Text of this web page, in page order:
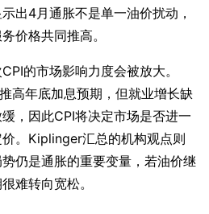
出4月通胀不是单一油价扰动，
价格共同推高。
的市场影响力度会被放大。
高年底加息预期，但就业增长缺
，因此CPI将决定市场是否进一
。Kiplinger汇总的机构观点则
仍是通胀的重要变量，若油价继
难转向宽松。